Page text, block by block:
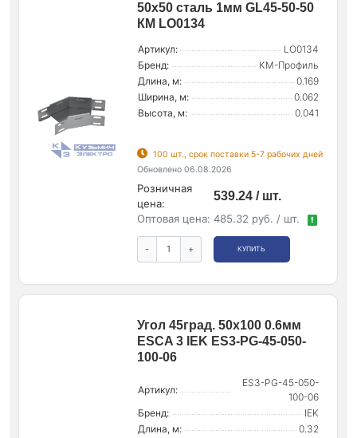
50х50 сталь 1мм GL45-50-50
КМ LO0134
Артикул:
LO0134
Бренд:
КМ-Профиль
Длина, м:
0.169
Ширина, м:
0.062
Высота, м:
0.041
100 шт., срок поставки 5-7 рабочих дней
Обновлено 06.08.2026
Розничная
цена:
539.24 / шт.
Оптовая цена: 485.32 руб. / шт. !
- + КУПИТЬ
Угол 45град. 50х100 0.6мм
ESCA 3 IEK ES3-PG-45-050-
100-06
Артикул:
ES3-PG-45-050-
100-06
Бренд:
IEK
Длина, м:
0.32